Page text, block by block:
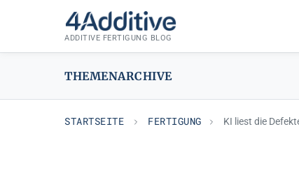
ADDITIVE FERTIGUNG BLOG
THEMENARCHIVE
STARTSEITE FERTIGUNG KI liest die
FERTIGUNG